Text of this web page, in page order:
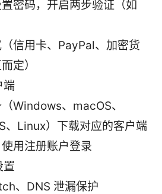
密码，开启两步验证（如
信用卡、PayPal、加密货
定）
端
Windows、macOS、
、Linux）下载对应的客户端
用注册账户登录
置
、DNS 泄漏保护